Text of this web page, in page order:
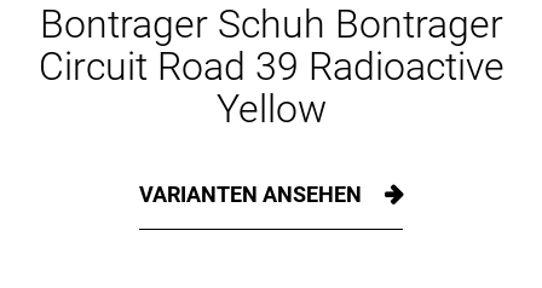
Bontrager Schuh Bontrager
Circuit Road 39 Radioactive
Yellow
VARIANTEN ANSEHEN